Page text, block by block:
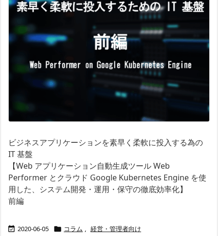
ビジネスアプリケーションを素早く柔軟に投入する為の
IT 基盤
【Web アプリケーション自動生成ツール Web
Performer とクラウド Google Kubernetes Engine を使
用した、システム開発・運用・保守の徹底効率化】
前編
 2020-06-05  コラム 経営・管理者向け